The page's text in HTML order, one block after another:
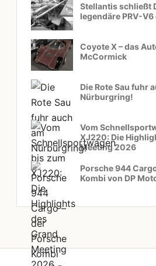
Stellantis schließt
legendäre PRV-
Coyote X – das
McCormick
Die Rote Sau fuhr
Nürburgring!
Vom
XJ220: Die
Meeting 2026
Porsche 944
Kombi von DP